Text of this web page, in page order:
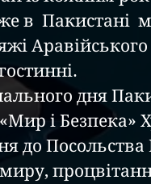
в  Пакистані
і Безпека»
до